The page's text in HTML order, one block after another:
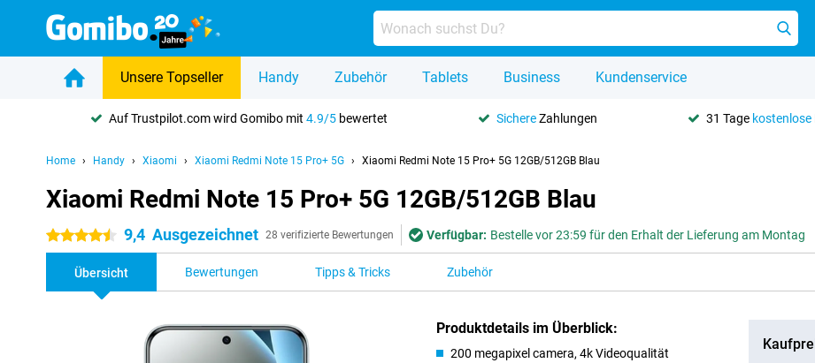
Unsere Topseller Handy Zubehör Tablets Business Kundenservice
Auf Trustpilot.com wird Gomibo mit4.9/5 bewertet SichereZahlungen 31 Tage kostenlose
Home Handy Xiaomi Xiaomi Redmi Note 15 Pro+ 5G Xiaomi Redmi Note 15 Pro+ 5G 12GB/512GB Blau
Xiaomi Redmi Note 15 Pro+ 5G 12GB/512GB Blau
4.5 Sterne 9,4 Ausgezeichnet 28 verifizierte Bewertungen Verfügbar: Bestelle vor 23:59 für den Erhalt der Lieferung am Montag
Übersicht Bewertungen Tipps & Tricks Zubehör
Produktdetails im Überblick:
200 megapixel camera, 4k Videoqualität